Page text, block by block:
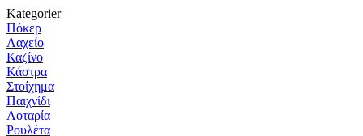
Kategorier
Πόκερ
Λαχείο
Καζίνο
Κάστρα
Στοίχημα
Παιχνίδι
Λοταρία
Ρουλέτα